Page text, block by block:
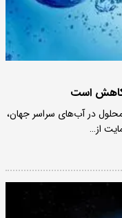
است
در آب‌های سراسر جهان،
از…